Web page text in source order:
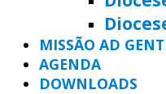
MISSÃO AD
AGENDA
DOWNLOADS